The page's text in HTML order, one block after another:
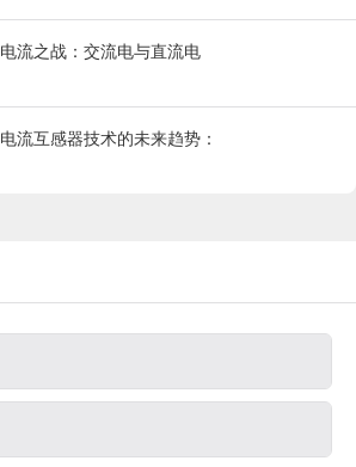
电流之战：交流电与直流电
电流互感器技术的未来趋势：